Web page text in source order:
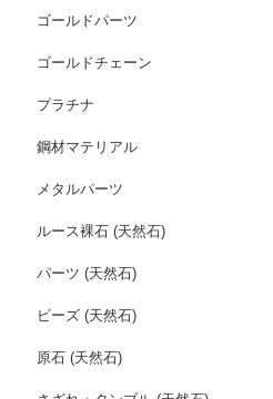
ゴールドパーツ
ゴールドチェーン
プラチナ
鋼材マテリアル
メタルパーツ
ルース裸石 (天然石)
パーツ (天然石)
ビーズ (天然石)
原石 (天然石)